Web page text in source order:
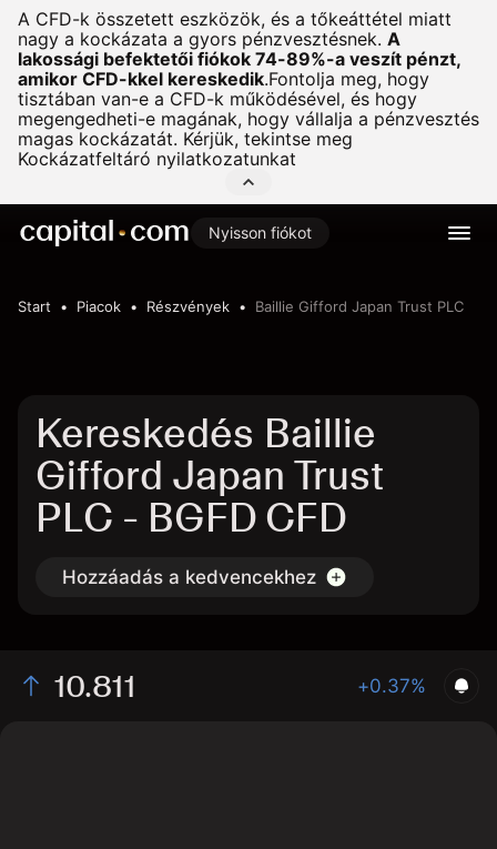
A CFD-k összetett eszközök, és a tőkeáttétel miatt
nagy a kockázata a gyors pénzvesztésnek. A
lakossági befektetői fiókok 74-89%-a veszít pénzt,
amikor CFD-kkel kereskedik.Fontolja meg, hogy
tisztában van-e a CFD-k működésével, és hogy
megengedheti-e magának, hogy vállalja a pénzvesztés
magas kockázatát. Kérjük, tekintse meg
Kockázatfeltáró nyilatkozatunkat
Nyisson fiókot
Start Piacok Részvények Baillie Gifford Japan Trust PLC
Kereskedés Baillie
Gifford Japan Trust
PLC - BGFD CFD
Hozzáadás a kedvencekhez
10.811 +0.37%